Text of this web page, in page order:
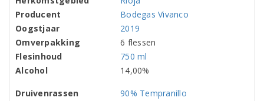
Producent
Bodegas Vivanco
Oogstjaar
2019
Omverpakking
6 flessen
Flesinhoud
750 ml
Alcohol
14,00%
Druivenrassen
90% Tempranillo